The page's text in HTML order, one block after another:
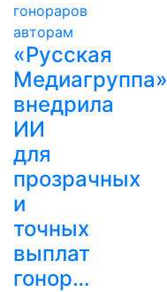
«Русская
Медиагруппа»
внедрила
ИИ
для
прозрачных
и
точных
выплат
гонор…